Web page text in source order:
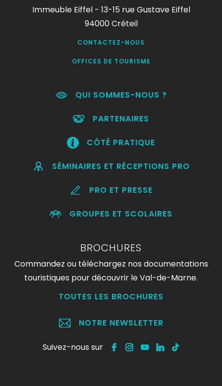
Immeuble Eiffel - 13-15 rue Gustave Eiffel
94000 Créteil
CONTACTEZ-NOUS
OFFICES DE TOURISME
QUI SOMMES-NOUS ?
PARTENAIRES
CÔTÉ PRATIQUE
SÉMINAIRES ET RÉCEPTIONS PRO
PRO ET PRESSE
GROUPES ET SCOLAIRES
BROCHURES
Commandez ou téléchargez nos documentations
touristiques pour découvrir le Val-de-Marne.
TOUTES LES BROCHURES
NOTRE NEWSLETTER
Suivez-nous sur